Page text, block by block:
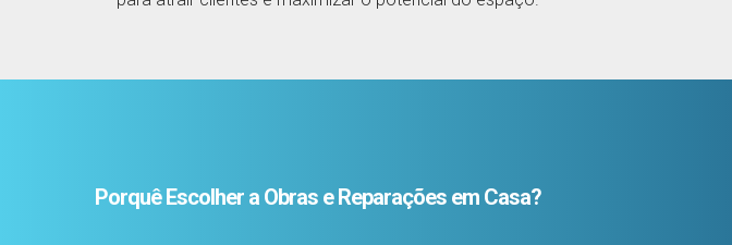
Porquê Escolher a Obras e Reparações em Casa?